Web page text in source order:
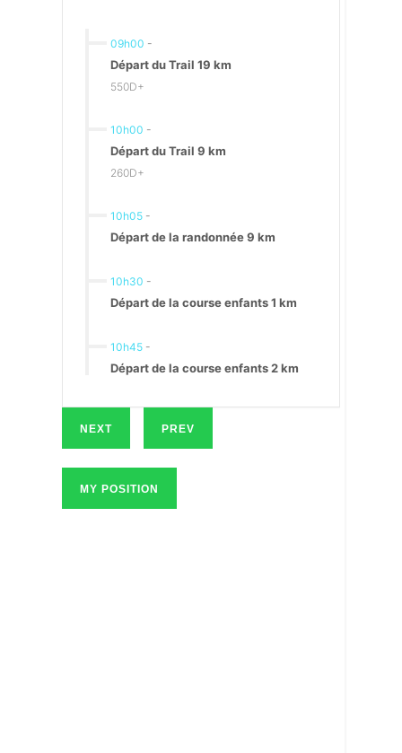
09h00 -
Départ du Trail 19 km
550D+
10h00 -
Départ du Trail 9 km
260D+
10h05 -
Départ de la randonnée 9 km
10h30 -
Départ de la course enfants 1 km
10h45 -
Départ de la course enfants 2 km
NEXT PREV
MY POSITION